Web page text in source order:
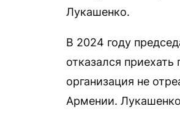
Лукашенко.
В 2024 году
отказался
организация не
Армении.